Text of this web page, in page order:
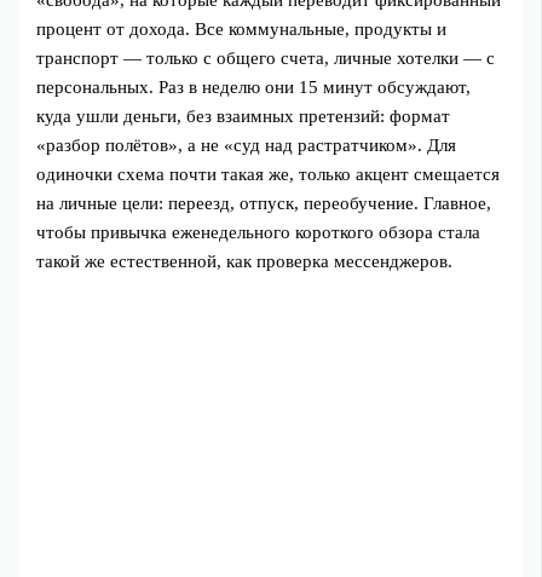
процент от дохода. Все коммунальные, продукты и
транспорт — только с общего счета, личные хотелки — с
персональных. Раз в неделю они 15 минут обсуждают,
куда ушли деньги, без взаимных претензий: формат
«разбор полётов», а не «суд над растратчиком». Для
одиночки схема почти такая же, только акцент смещается
на личные цели: переезд, отпуск, переобучение. Главное,
чтобы привычка еженедельного короткого обзора стала
такой же естественной, как проверка мессенджеров.